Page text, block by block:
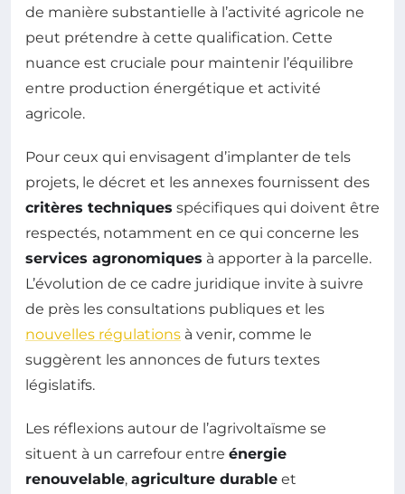
de manière substantielle à l’activité agricole ne
peut prétendre à cette qualification. Cette
nuance est cruciale pour maintenir l’équilibre
entre production énergétique et activité
agricole.
Pour ceux qui envisagent d’implanter de tels
projets, le décret et les annexes fournissent des
critères techniques spécifiques qui doivent être
respectés, notamment en ce qui concerne les
services agronomiques à apporter à la parcelle.
L’évolution de ce cadre juridique invite à suivre
de près les consultations publiques et les
nouvelles régulations à venir, comme le
suggèrent les annonces de futurs textes
législatifs.
Les réflexions autour de l’agrivoltaïsme se
situent à un carrefour entre énergie
renouvelable, agriculture durable et